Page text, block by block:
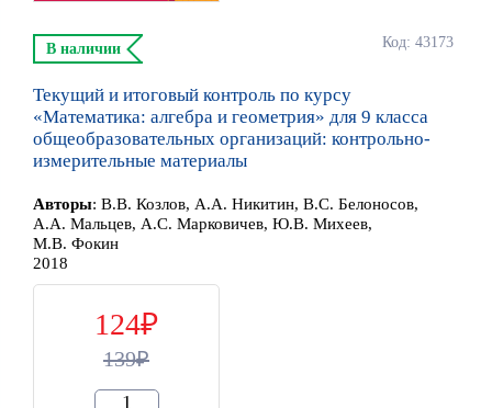
Код: 43173
В наличии
Текущий и итоговый контроль по курсу
«Математика: алгебра и геометрия» для 9 класса
общеобразовательных организаций: контрольно-
измерительные материалы
Авторы: В.В. Козлов, А.А. Никитин, В.С. Белоносов,
А.А. Мальцев, А.С. Марковичев, Ю.В. Михеев,
М.В. Фокин
2018
124
139